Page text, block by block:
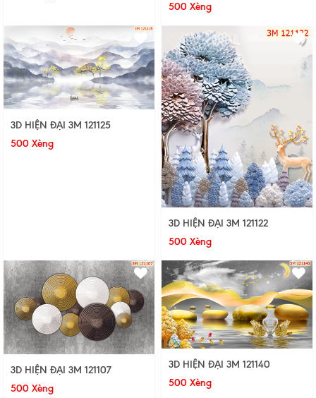
500 Xèng
3D HIỆN ĐẠI 3M 121125
500 Xèng
3D HIỆN ĐẠI 3M 121122
500 Xèng
3D HIỆN ĐẠI 3M 121107
500 Xèng
3D HIỆN ĐẠI 3M 121140
500 Xèng